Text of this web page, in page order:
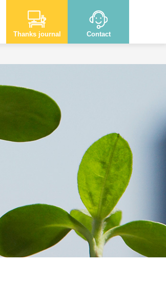
Thanks journal Contact